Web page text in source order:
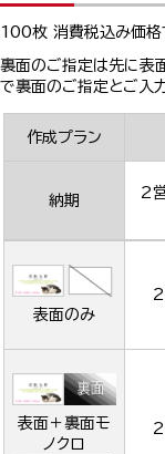
100枚 消費税込み価格
裏面のご指定は先に表
で裏面のご指定とご入
作成プラン
納期
2
表面のみ
表面＋裏面モ
ノクロ